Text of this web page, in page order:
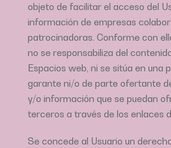
objeto de facilitar el acceso del
información de empresas
patrocinadoras. Conforme con
no se responsabiliza del
Espacios web, ni se sitúa en una
garante ni/o de parte ofertante
y/o información que se puedan
terceros a través de los enlaces
Se concede al Usuario un